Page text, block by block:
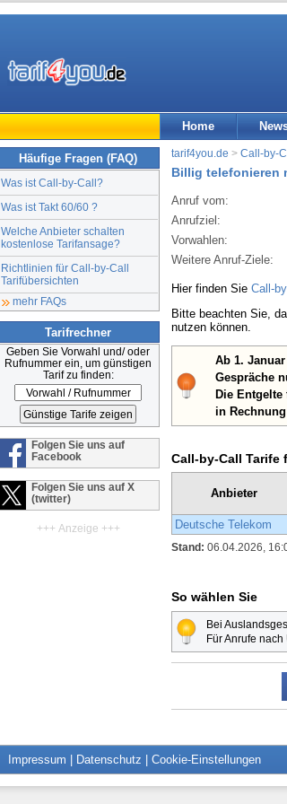
Home
Häufige Fragen (FAQ)
Was ist Call-by-Call?
Was ist Takt 60/60 ?
Welche Anbieter schalten
kostenlose Tarifansage?
Richtlinien für Call-by-Call
Tarifübersichten
mehr FAQs
Tarifrechner
Geben Sie Vorwahl und/ oder
Rufnummer ein, um günstigen
Tarif zu finden:
Folgen Sie uns auf
Facebook
Folgen Sie uns auf X
(twitter)
+++ Anzeige +++
tarif4you.de > Call-by-
Billig telefonieren
Anruf vom:
Anrufziel:
Vorwahlen:
Weitere Anruf-Ziele:
Hier finden Sie Call-
Bitte beachten Sie,
nutzen können.
Ab 1.
Gespräche
Die Entgelte
in
Call-by-Call Tarife
Anbieter
Deutsche Telekom
Stand: 06.04.2026,
So wählen Sie
Bei
Für Anrufe
Impressum Datenschutz Cookie-Einstellungen